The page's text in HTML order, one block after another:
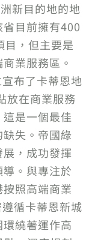
新目的地的地
目前擁有400
目，但主要是
業服務區。
布了卡蒂恩地
放在商業服務
是一個最佳
失。帝國綠
，成功發揮
。與專注於
照高端商業
循卡蒂恩新城
繞著運作高